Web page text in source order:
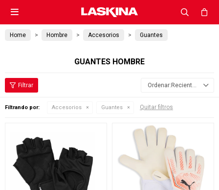

Home Hombre Accesorios Guantes
GUANTES HOMBRE
Recientes
Filtrando por: Accesorios Guantes Quitar filtros